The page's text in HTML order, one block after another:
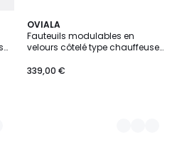
OVIALA
Fauteuils modulables en
velours côtelé type chauffeuse
339,00 €
3
Couleurs